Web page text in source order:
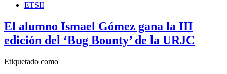
ETSII
El alumno Ismael Gómez gana la III
edición del ‘Bug Bounty’ de la URJC
Etiquetado como